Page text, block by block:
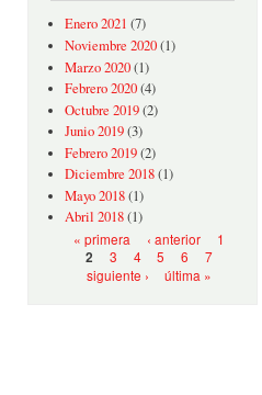
Enero 2021 (7)
Noviembre 2020(1)
Marzo 2020(1)
Febrero 2020(4)
Octubre 2019(2)
Junio 2019(3)
Febrero 2019(2)
Diciembre 2018(1)
Mayo 2018(1)
Abril 2018(1)
Páginas
« primera ‹ anterior
1
2
3 4 5 6
7
siguiente ›
última »